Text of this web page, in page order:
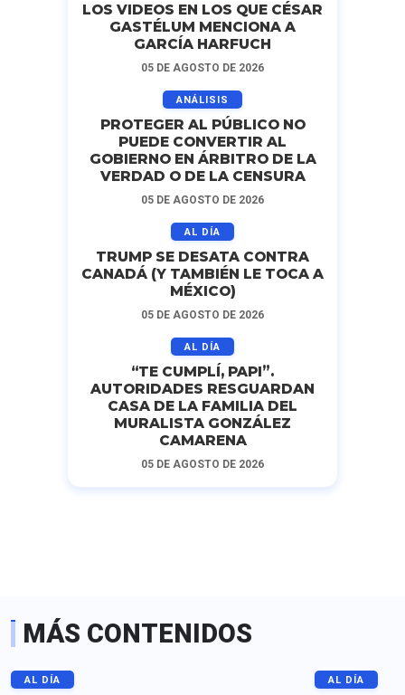
LOS VIDEOS EN LOS QUE CÉSAR
GASTÉLUM MENCIONA A
GARCÍA HARFUCH
05 DE AGOSTO DE 2026
ANÁLISIS
PROTEGER AL PÚBLICO NO
PUEDE CONVERTIR AL
GOBIERNO EN ÁRBITRO DE LA
VERDAD O DE LA CENSURA
05 DE AGOSTO DE 2026
AL DÍA
TRUMP SE DESATA CONTRA
CANADÁ (Y TAMBIÉN LE TOCA A
MÉXICO)
05 DE AGOSTO DE 2026
AL DÍA
“TE CUMPLÍ, PAPI”.
AUTORIDADES RESGUARDAN
CASA DE LA FAMILIA DEL
MURALISTA GONZÁLEZ
CAMARENA
05 DE AGOSTO DE 2026
MÁS CONTENIDOS
AL DÍA AL DÍA